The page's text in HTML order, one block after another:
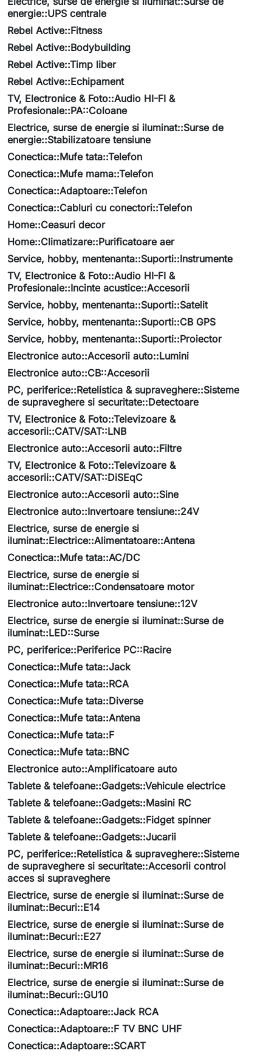
energie::UPS centrale
Rebel Active::Fitness
Rebel Active::Bodybuilding
Rebel Active::Timp liber
Rebel Active::Echipament
TV, Electronice & Foto::Audio HI-FI &
Profesionale::PA::Coloane
Electrice, surse de energie si iluminat::Surse de
energie::Stabilizatoare tensiune
Conectica::Mufe tata::Telefon
Conectica::Mufe mama::Telefon
Conectica::Adaptoare::Telefon
Conectica::Cabluri cu conectori::Telefon
Home::Ceasuri decor
Home::Climatizare::Purificatoare aer
Service, hobby, mentenanta::Suporti::Instrumente
TV, Electronice & Foto::Audio HI-FI &
Profesionale::Incinte acustice::Accesorii
Service, hobby, mentenanta::Suporti::Satelit
Service, hobby, mentenanta::Suporti::CB GPS
Service, hobby, mentenanta::Suporti::Proiector
Electronice auto::Accesorii auto::Lumini
Electronice auto::CB::Accesorii
PC, periferice::Retelistica & supraveghere::Sisteme
de supraveghere si securitate::Detectoare
TV, Electronice & Foto::Televizoare &
accesorii::CATV/SAT::LNB
Electronice auto::Accesorii auto::Filtre
TV, Electronice & Foto::Televizoare &
accesorii::CATV/SAT::DiSEqC
Electronice auto::Accesorii auto::Sine
Electronice auto::Invertoare tensiune::24V
Electrice, surse de energie si
iluminat::Electrice::Alimentatoare::Antena
Conectica::Mufe tata::AC/DC
Electrice, surse de energie si
iluminat::Electrice::Condensatoare motor
Electronice auto::Invertoare tensiune::12V
Electrice, surse de energie si iluminat::Surse de
iluminat::LED::Surse
PC, periferice::Periferice PC::Racire
Conectica::Mufe tata::Jack
Conectica::Mufe tata::RCA
Conectica::Mufe tata::Diverse
Conectica::Mufe tata::Antena
Conectica::Mufe tata::F
Conectica::Mufe tata::BNC
Electronice auto::Amplificatoare auto
Tablete & telefoane::Gadgets::Vehicule electrice
Tablete & telefoane::Gadgets::Masini RC
Tablete & telefoane::Gadgets::Fidget spinner
Tablete & telefoane::Gadgets::Jucarii
PC, periferice::Retelistica & supraveghere::Sisteme
de supraveghere si securitate::Accesorii control
acces si supraveghere
Electrice, surse de energie si iluminat::Surse de
iluminat::Becuri::E14
Electrice, surse de energie si iluminat::Surse de
iluminat::Becuri::E27
Electrice, surse de energie si iluminat::Surse de
iluminat::Becuri::MR16
Electrice, surse de energie si iluminat::Surse de
iluminat::Becuri::GU10
Conectica::Adaptoare::Jack RCA
Conectica::Adaptoare::F TV BNC UHF
Conectica::Adaptoare::SCART